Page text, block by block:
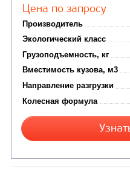
САМОСВАЛ КАМАЗ-